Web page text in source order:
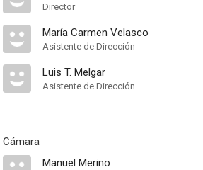
Director
María Carmen Velasco
Asistente de Dirección
Luis T. Melgar
Asistente de Dirección
Cámara
Manuel Merino